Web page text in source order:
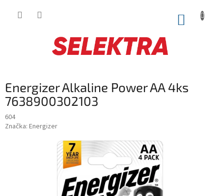
Energizer Alkaline Power AA 4ks
7638900302103
604
Značka: Energizer